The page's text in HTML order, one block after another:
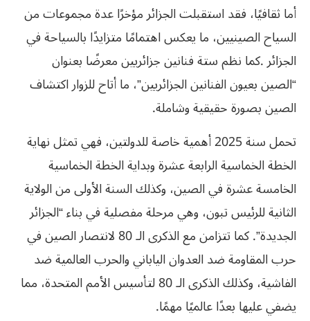
أما ثقافيًا، فقد استقبلت الجزائر مؤخرًا عدة مجموعات من
السياح الصينيين، ما يعكس اهتمامًا متزايدًا بالسياحة في
الجزائر .كما نظم ستة فنانين جزائريين معرضًا بعنوان
“الصين بعيون الفنانين الجزائريين”، ما أتاح للزوار اكتشاف
الصين بصورة حقيقية وشاملة.
تحمل سنة 2025 أهمية خاصة للدولتين، فهي تمثل نهاية
الخطة الخماسية الرابعة عشرة وبداية الخطة الخماسية
الخامسة عشرة في الصين، وكذلك السنة الأولى من الولاية
الثانية للرئيس تبون، وهي مرحلة مفصلية في بناء “الجزائر
الجديدة”. كما تتزامن مع الذكرى الـ 80 لانتصار الصين في
حرب المقاومة ضد العدوان الياباني والحرب العالمية ضد
الفاشية، وكذلك الذكرى الـ 80 لتأسيس الأمم المتحدة، مما
يضفي عليها بعدًا عالميًا مهمًا.